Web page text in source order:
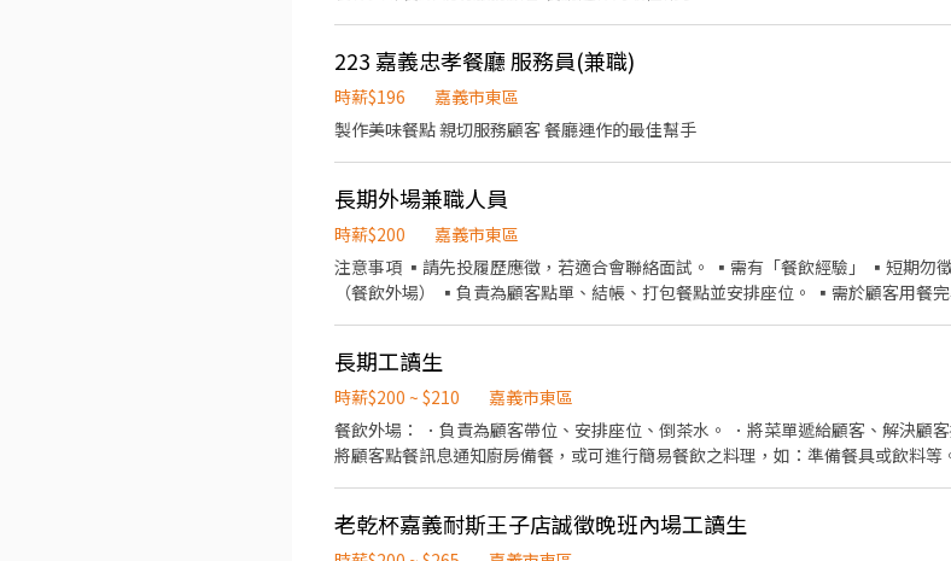
223 嘉義忠孝餐廳 服務員(兼職)
時薪$196
嘉義市東區
製作美味餐點 親切服務顧客 餐廳運作的最佳幫手
長期外場兼職人員
時薪$200
嘉義市東區
注意事項 ▪請先投履歷應徵，若適合會聯絡面試。 ▪需有「餐飲經驗」 ▪短期勿徵 （需
（餐飲外場） ▪負責為顧客點單、結帳、打包餐點並安排座位。 ▪需於顧客用餐
長期工讀生
時薪$200 ~ $210
嘉義市東區
餐飲外場： ．負責為顧客帶位、安排座位、倒茶水。 ．將菜單遞給顧客、解決顧
將顧客點餐訊息通知廚房備餐，或可進行簡易餐飲之料理，如：準備餐具或飲料
老乾杯嘉義耐斯王子店誠徵晚班內場工讀生